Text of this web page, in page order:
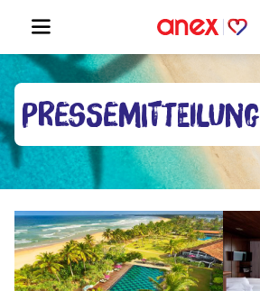
Pressemitteilung